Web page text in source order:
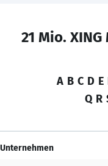
21 Mio.
A B C D E
Q R
Unternehmen